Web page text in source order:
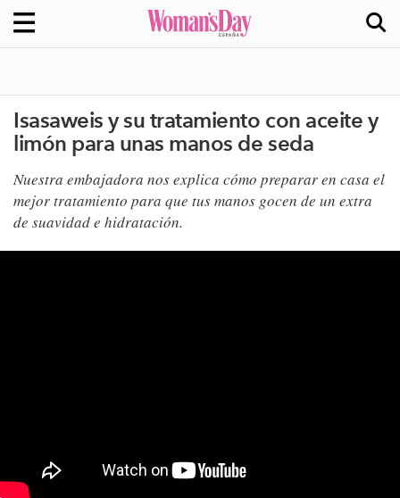
Isasaweis y su tratamiento con aceite y
limón para unas manos de seda
Nuestra embajadora nos explica cómo preparar en casa el
mejor tratamiento para que tus manos gocen de un extra
de suavidad e hidratación.​